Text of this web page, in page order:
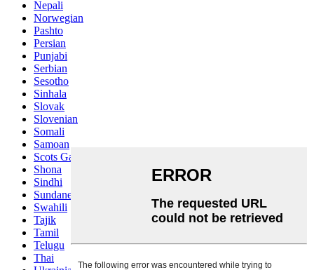
Nepali
Norwegian
Pashto
Persian
Punjabi
Serbian
Sesotho
Sinhala
Slovak
Slovenian
Somali
Samoan
Scots Gaelic
Shona
Sindhi
Sundanese
Swahili
Tajik
Tamil
Telugu
Thai